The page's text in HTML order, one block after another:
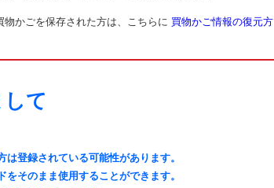
かごを保存された方は、こちらに 買物かご情報の復元方
て
登録されている可能性があります。
そのまま使用することができます。